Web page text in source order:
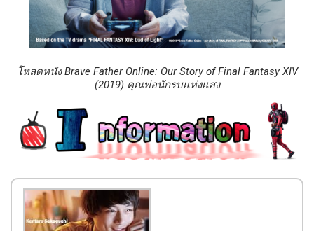
โหลดหนัง Brave Father Online: Our Story of Final Fantasy XIV
(2019) คุณพ่อนักรบแห่งแสง